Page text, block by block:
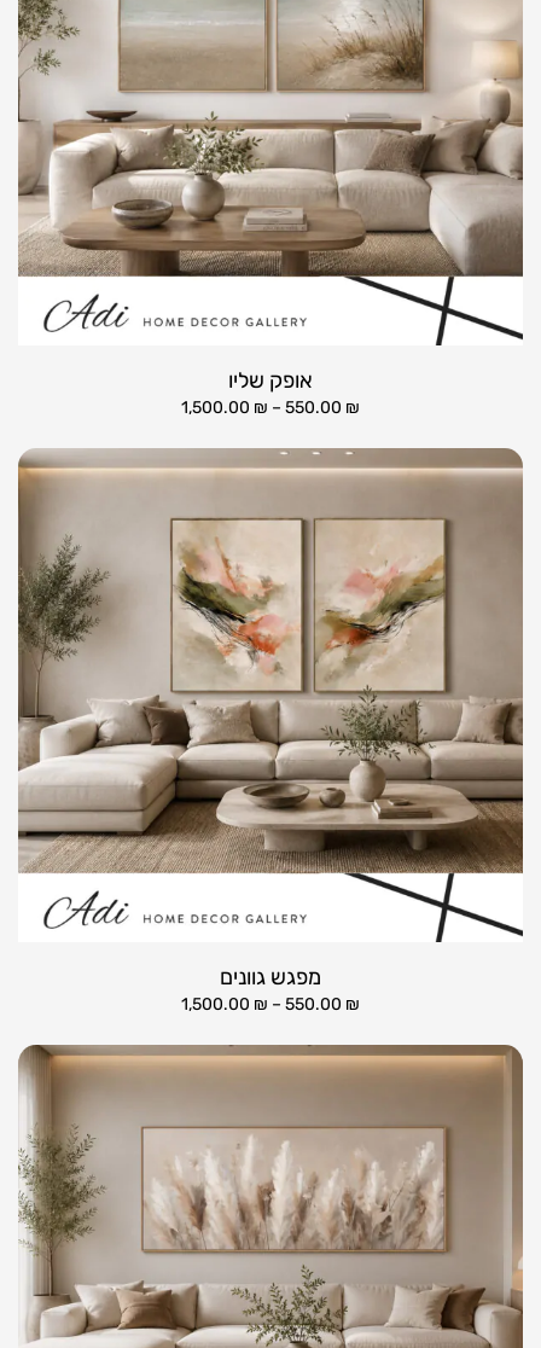
אופק שליו
550.00 ₪
–
1,500.00 ₪
מפגש גוונים
550.00 ₪
–
1,500.00 ₪